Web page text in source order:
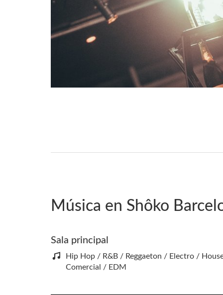
Música en Shôko
Sala principal
Hip Hop / R&B / Reggaeton / Electro /
Comercial / EDM